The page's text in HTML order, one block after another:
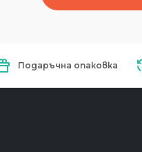
Подаръчна опаковка